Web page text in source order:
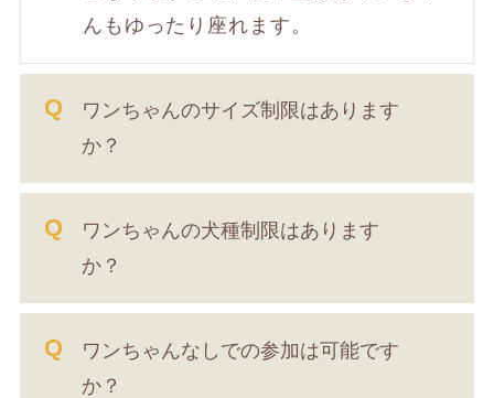
んもゆったり座れます。
ワンちゃんのサイズ制限はあります
か？
ワンちゃんの犬種制限はあります
か？
ワンちゃんなしでの参加は可能です
か？